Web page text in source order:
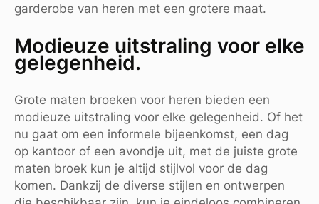
garderobe van heren met een grotere maat.
Modieuze uitstraling voor elke
gelegenheid.
Grote maten broeken voor heren bieden een
modieuze uitstraling voor elke gelegenheid. Of het
nu gaat om een informele bijeenkomst, een dag
op kantoor of een avondje uit, met de juiste grote
maten broek kun je altijd stijlvol voor de dag
komen. Dankzij de diverse stijlen en ontwerpen